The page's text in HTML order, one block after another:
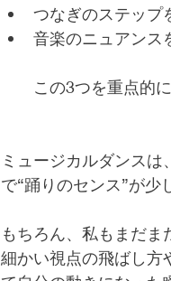
つなぎのステップ
音楽のニュアンス
この3つを重点的に
ミュージカルダンス
で“踊りのセンス”が少
もちろん、私もまだ
細かい視点の飛ばし方